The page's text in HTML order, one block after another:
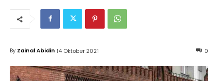
0
By Zainal Abidin 14 Oktober 2021